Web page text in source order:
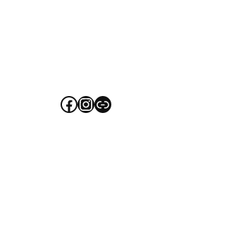
Facebook
Instagram
Link